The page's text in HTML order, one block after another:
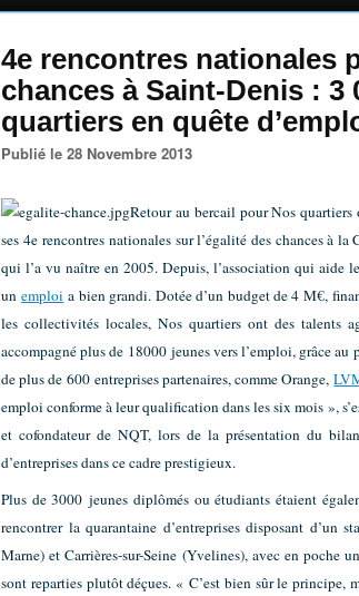
4e rencontres nationales
chances à Saint-Denis : 3
quartiers en quête
Publié le 28 Novembre 2013
Retour au bercail pour Nos
ses 4e rencontres nationales sur l’égalité des chances à la
qui l’a vu naître en 2005. Depuis, l’association qui aide
un emploi a bien grandi. Dotée d’un budget de 4 M€,
les collectivités locales, Nos quartiers ont des talents
accompagné plus de 18000 jeunes vers l’emploi, grâce au
de plus de 600 entreprises partenaires, comme Orange,
emploi conforme à leur qualification dans les six mois »,
et cofondateur de NQT, lors de la présentation du
d’entreprises dans ce cadre prestigieux.
Plus de 3000 jeunes diplômés ou étudiants étaient
rencontrer la quarantaine d’entreprises disposant d’un
Marne) et Carrières-sur-Seine (Yvelines), avec en poche
sont reparties plutôt déçues. « C’est bien sûr le principe,